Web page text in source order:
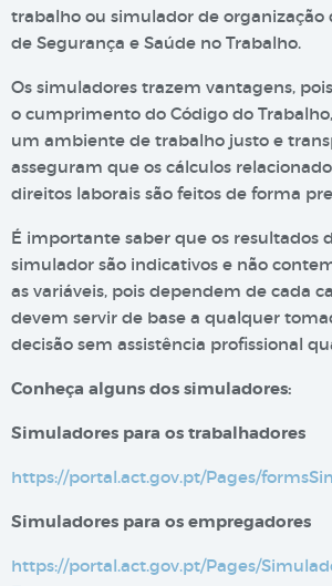
trabalho ou simulador de organização
de Segurança e Saúde no Trabalho.
Os simuladores trazem vantagens,
o cumprimento do Código do
um ambiente de trabalho justo e
asseguram que os cálculos
direitos laborais são feitos de forma
É importante saber que os resultados
simulador são indicativos e não
as variáveis, pois dependem de cada
devem servir de base a qualquer
decisão sem assistência profissional
Conheça alguns dos simuladores:
Simuladores para os trabalhadores
https://portal.act.gov.pt/Pages/
Simuladores para os empregadores
https://portal.act.gov.pt/Pages/